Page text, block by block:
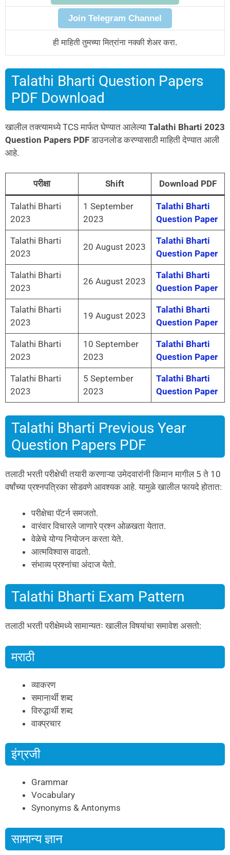
Join Telegram Channel
ही माहिती तुमच्या मित्रांना नक्की शेअर करा.
Talathi Bharti Question Papers
PDF Download
खालील तक्त्यामध्ये TCS मार्फत घेण्यात आलेल्या Talathi Bharti 2023
Question Papers PDFडाउनलोड करण्यासाठी माहिती देण्यात आली
आहे.
परीक्षा Shift Download PDF
Talathi Bharti
2023
1 September
2023
Talathi Bharti
Question Paper
Talathi Bharti
2023
20 August 2023
Talathi Bharti
Question Paper
Talathi Bharti
2023
26 August 2023
Talathi Bharti
Question Paper
Talathi Bharti
2023
19 August 2023
Talathi Bharti
Question Paper
Talathi Bharti
2023
10 September
2023
Talathi Bharti
Question Paper
Talathi Bharti
2023
5 September
2023
Talathi Bharti
Question Paper
Talathi Bharti Previous Year
Question Papers PDF
तलाठी भरती परीक्षेची तयारी करणाऱ्या उमेदवारांनी किमान मागील 5 ते 10
वर्षांच्या प्रश्नपत्रिका सोडवणे आवश्यक आहे. यामुळे खालील फायदे होतात:
परीक्षेचा पॅटर्न समजतो.
वारंवार विचारले जाणारे प्रश्न ओळखता येतात.
वेळेचे योग्य नियोजन करता येते.
आत्मविश्वास वाढतो.
संभाव्य प्रश्नांचा अंदाज येतो.
Talathi Bharti Exam Pattern
तलाठी भरती परीक्षेमध्ये सामान्यतः खालील विषयांचा समावेश असतो:
मराठी
व्याकरण
समानार्थी शब्द
विरुद्धार्थी शब्द
वाक्प्रचार
इंग्रजी
Grammar
Vocabulary
Synonyms & Antonyms
सामान्य ज्ञान